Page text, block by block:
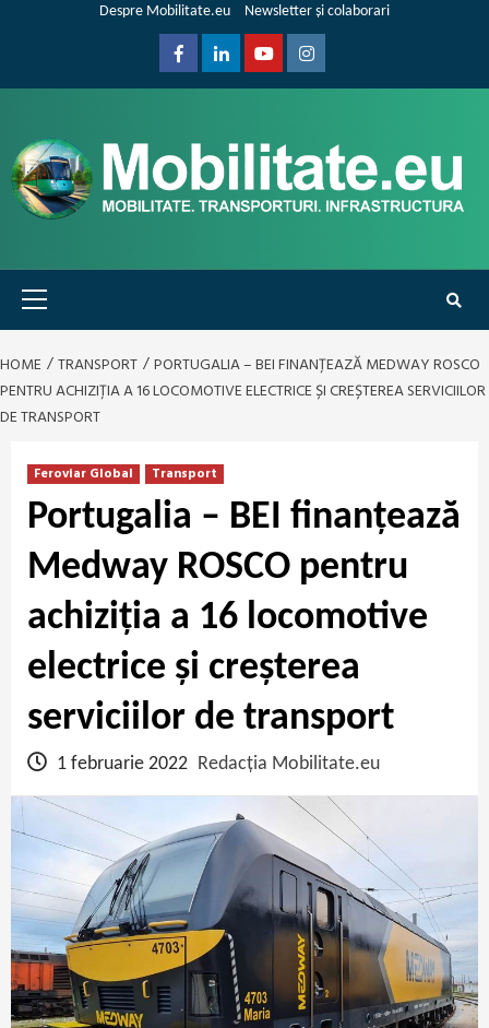
Despre Mobilitate.eu Newsletter și colaborari
FacebookLinkedinYoutubeInstagram
Primary
Menu
HOME TRANSPORT
PORTUGALIA – BEI FINANȚEAZĂ MEDWAY ROSCO
PENTRU ACHIZIȚIA A 16 LOCOMOTIVE ELECTRICE ȘI CREȘTEREA SERVICIILOR
DE TRANSPORT
Feroviar Global Transport
Portugalia – BEI finanțează
Medway ROSCO pentru
achiziția a 16 locomotive
electrice și creșterea
serviciilor de transport
1 februarie 2022 Redacția Mobilitate.eu